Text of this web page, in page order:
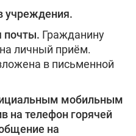
учреждения.
почты. Гражданину
личный приём.
в письменной
мобильным
на телефон горячей
на